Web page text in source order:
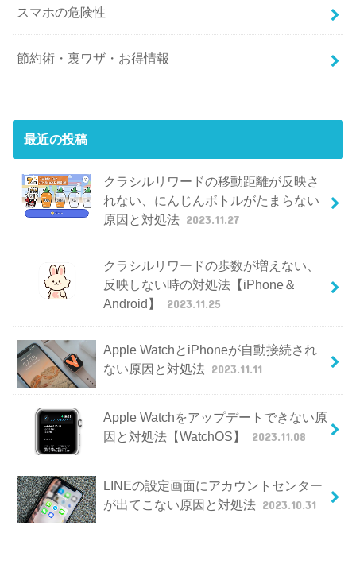
スマホの危険性
節約術・裏ワザ・お得情報
最近の投稿
クラシルリワードの移動距離が反映さ
れない、にんじんボトルがたまらない
原因と対処法 2023.11.27
クラシルリワードの歩数が増えない、
反映しない時の対処法【iPhone＆
Android】
2023.11.25
Apple WatchとiPhoneが自動接続され
ない原因と対処法 2023.11.11
Apple Watchをアップデートできない原
因と対処法【WatchOS】
2023.11.08
LINEの設定画面にアカウントセンター
が出てこない原因と対処法 2023.10.31